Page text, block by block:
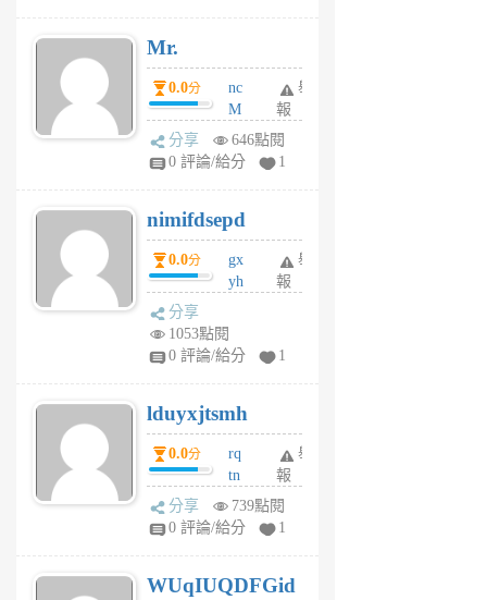
Mr.
0.0分
nc
M
U
F
U
5
個
月
舉
報
分享
646點閱
0 評論/給分
1
nimifdsepd
0.0分
gx
yh
jl
月
前
舉
報
分享
1053點閱
0 評論/給分
1
lduyxjtsmh
0.0分
rq
tn
jt
gl
個
舉
報
分享
739點閱
0 評論/給分
1
WUqIUQDFGid